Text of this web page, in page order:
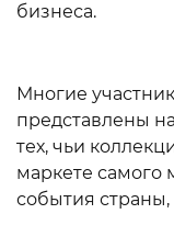
бизнеса.
Многие
представлены
тех, чьи
маркете самого
события